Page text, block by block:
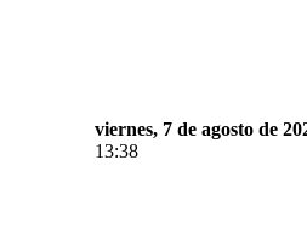
viernes, 7 de agosto de
13:38